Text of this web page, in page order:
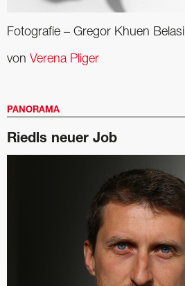
Fotografie – Gregor Khuen Belasi
von Verena Pliger
PANORAMA
Riedls neuer Job